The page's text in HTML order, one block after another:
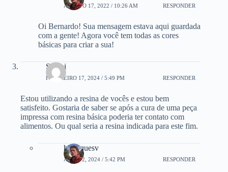
AGOSTO 17, 2022 / 10:26 AM RESPONDER
Oi Bernardo! Sua mensagem estava aqui guardada
com a gente! Agora você tem todas as cores
básicas para criar a sua!
Sidnei
FEVEREIRO 17, 2024 / 5:49 PM RESPONDER
Estou utilizando a resina de vocês e estou bem
satisfeito. Gostaria de saber se após a cura de uma peça
impressa com resina básica poderia ter contato com
alimentos. Ou qual seria a resina indicada para este fim.
henriquesv
ABRIL 2, 2024 / 5:42 PM RESPONDER